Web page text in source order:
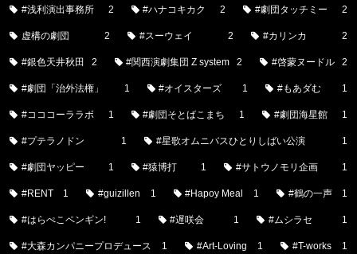
#浅利演出事務所 2 #ハナコキカク 2 #劇団タッチミー 2
虚構の劇団 2 #スーウェイ 2 #カリンカ 2
#銀色天井秋田 2 #関西演劇集団 Z system 2 #啓蒙ヌードル 2
#劇団「治外法権」 1 #オイスターズ 1 #もあダむ 1
#コココーララボ 1 #劇団そとばこまち 1 #劇団海星館 1
#プテラノドン 1 #星歌オムニバスひとりしばい公演 1
#劇団ヤッピー 1 #猿博打 1 #サトウノモリ企画 1
#RENT 1 #guizillen 1 #Hapoy Meal 1 #鶴の一声 1
#はらぺこペンギン! 1 #遅咲会 1 #ムシラセ 1
#大森カンパニープロデュース 1 #Art-Loving 1 #T-works 1